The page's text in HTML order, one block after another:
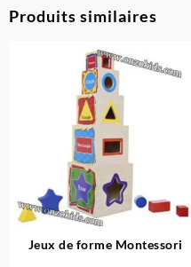
Produits similaires
Jeux de forme Montessori